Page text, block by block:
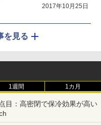
2017年10月25日
を見る
1週間 1カ月
目：高密閉で保冷効果が高い